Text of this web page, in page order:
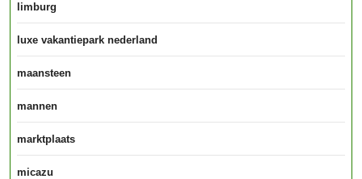
limburg
luxe vakantiepark nederland
maansteen
mannen
marktplaats
micazu